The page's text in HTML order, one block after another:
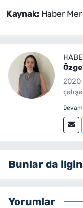
Kaynak: Haber
2020
Bunlar da
Yorumlar